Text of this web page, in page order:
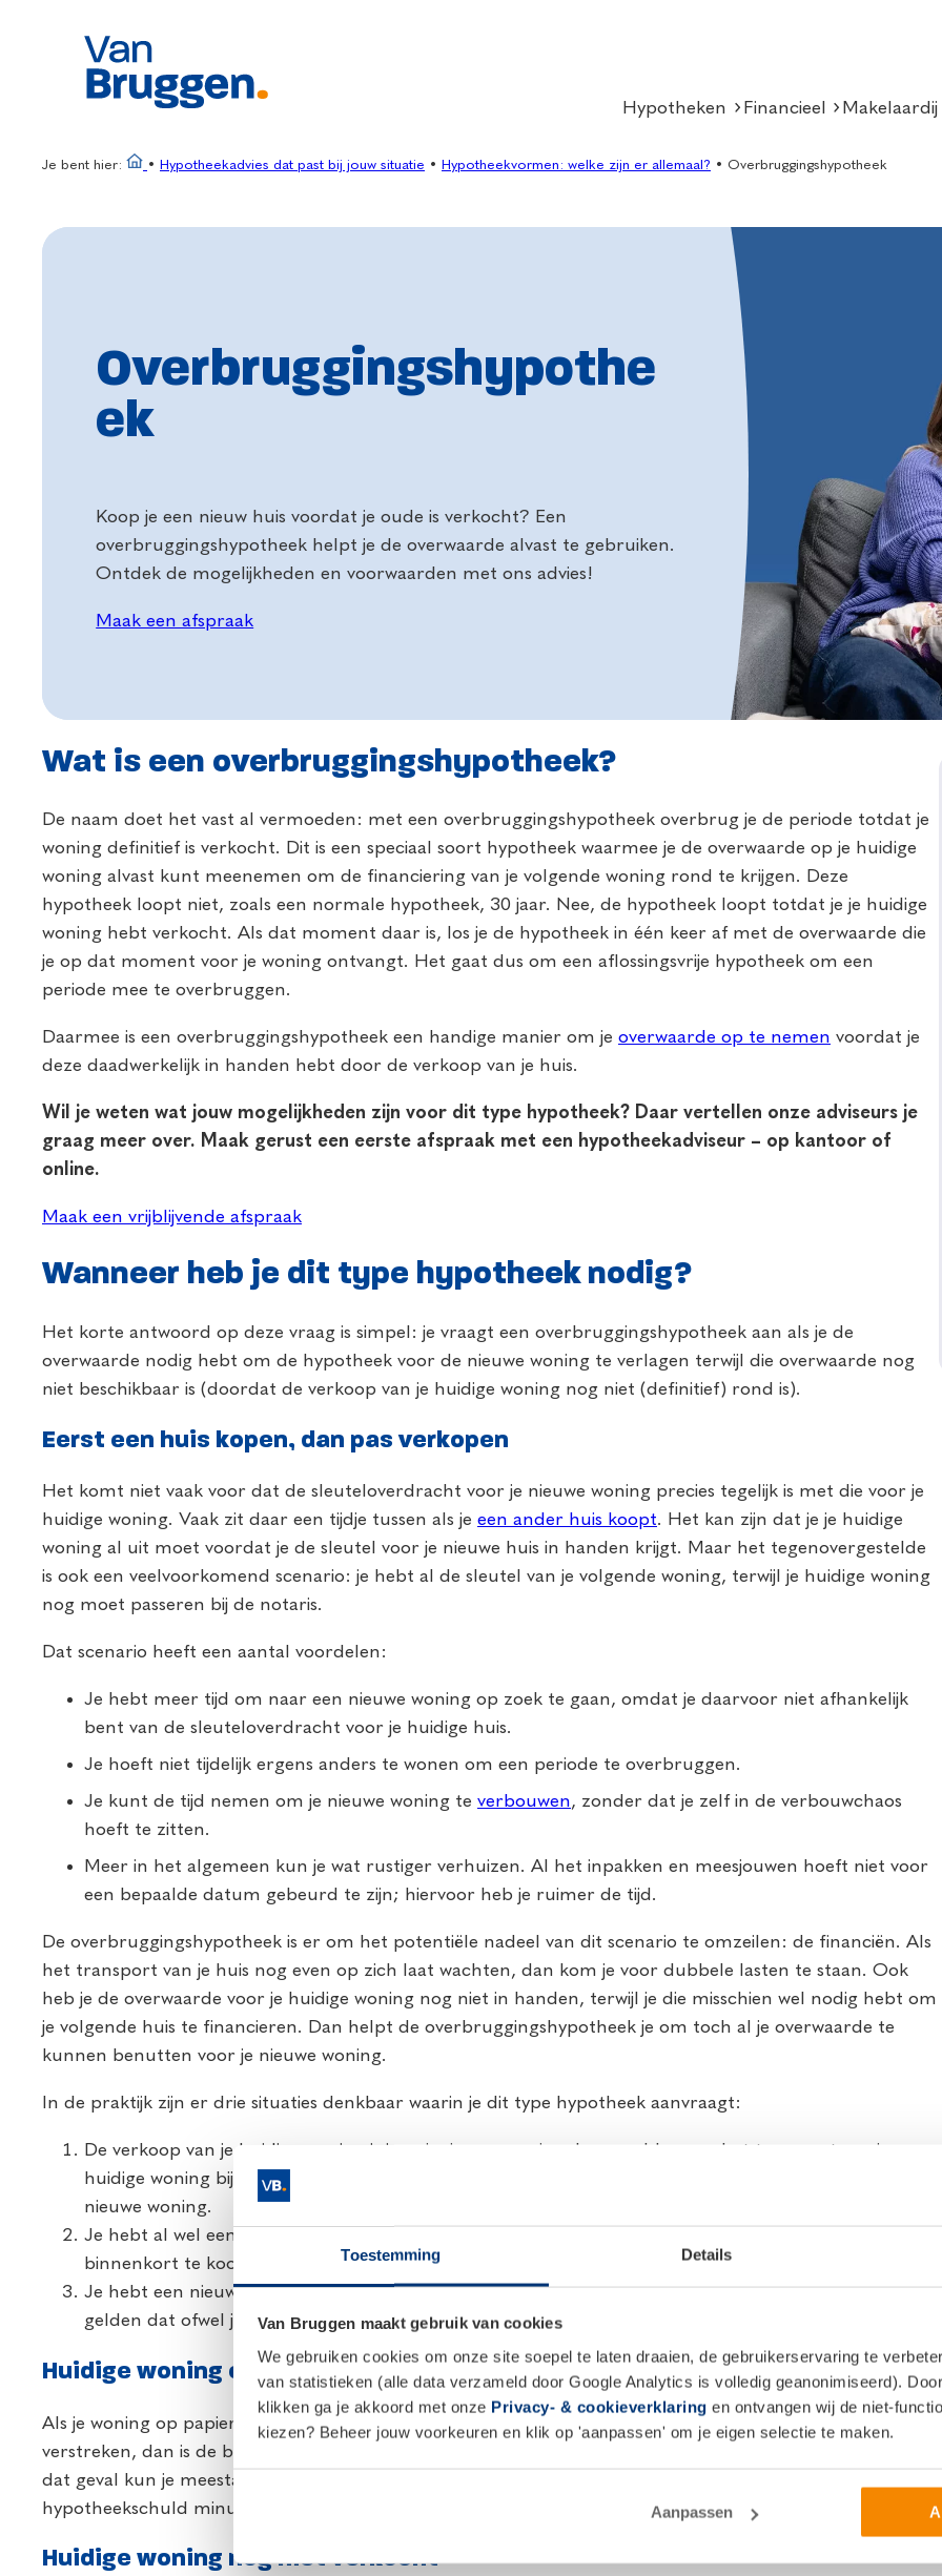
Toestemming Details
Van Bruggen maakt gebruik van cookies
We gebruiken cookies om onze site soepel te laten draaien, de gebruikerservaring te
van statistieken (alle data verzameld door Google Analytics is volledig geanonimiseerd). Door
klikken ga je akkoord met onze Privacy- & cookieverklaring en ontvangen wij de niet-
kiezen? Beheer jouw voorkeuren en klik op 'aanpassen' om je eigen selectie te maken.
Aanpassen
Hypotheken Financieel Makelaardij
Je bent hier: • Hypotheekadvies dat past bij jouw situatie • Hypotheekvormen: welke zijn er allemaal? • Overbruggingshypotheek
Overbruggingshypothe
ek
Koop je een nieuw huis voordat je oude is verkocht? Een
overbruggingshypotheek helpt je de overwaarde alvast te gebruiken.
Ontdek de mogelijkheden en voorwaarden met ons advies!
Maak een afspraak
Wat is een overbruggingshypotheek?
De naam doet het vast al vermoeden: met een overbruggingshypotheek overbrug je de periode totdat je
woning definitief is verkocht. Dit is een speciaal soort hypotheek waarmee je de overwaarde op je huidige
woning alvast kunt meenemen om de financiering van je volgende woning rond te krijgen. Deze
hypotheek loopt niet, zoals een normale hypotheek, 30 jaar. Nee, de hypotheek loopt totdat je je huidige
woning hebt verkocht. Als dat moment daar is, los je de hypotheek in één keer af met de overwaarde die
je op dat moment voor je woning ontvangt. Het gaat dus om een aflossingsvrije hypotheek om een
periode mee te overbruggen.
Daarmee is een overbruggingshypotheek een handige manier om je overwaarde op te nemen voordat je
deze daadwerkelijk in handen hebt door de verkoop van je huis.
Wil
je weten wat jouw mogelijkheden zijn voor dit type hypotheek? Daar vertellen onze adviseurs je
graag meer over. Maak gerust een eerste afspraak met een hypotheekadviseur – op kantoor of
online.
Maak een vrijblijvende afspraak
Wanneer heb je dit type hypotheek nodig?
Het korte antwoord op deze vraag is simpel: je vraagt een overbruggingshypotheek aan als je de
overwaarde nodig hebt om de hypotheek voor de nieuwe woning te verlagen terwijl die overwaarde nog
niet beschikbaar is (doordat de verkoop van je huidige woning nog niet (definitief) rond is).
Eerst een huis kopen, dan pas verkopen
Het komt niet vaak voor dat de sleuteloverdracht voor je nieuwe woning precies tegelijk is met die voor je
huidige woning. Vaak zit daar een tijdje tussen als je een ander huis koopt. Het kan zijn dat je je huidige
woning al uit moet voordat je de sleutel voor je nieuwe huis in handen krijgt. Maar het tegenovergestelde
is ook een veelvoorkomend scenario: je hebt al de sleutel van je volgende woning, terwijl je huidige woning
nog moet passeren bij de notaris.
Dat scenario heeft een aantal voordelen:
Je hebt meer tijd om naar een nieuwe woning op zoek te gaan, omdat je daarvoor niet afhankelijk
bent van de sleuteloverdracht voor je huidige huis.
Je hoeft niet tijdelijk ergens anders te wonen om een periode te overbruggen.
Je kunt de tijd nemen om je nieuwe woning te verbouwen, zonder dat je zelf in de verbouwchaos
hoeft te zitten.
Meer in het algemeen kun je wat rustiger verhuizen. Al het inpakken en meesjouwen hoeft niet voor
een bepaalde datum gebeurd te zijn; hiervoor heb je ruimer de tijd.
De overbruggingshypotheek is er om het potentiële nadeel van dit scenario te omzeilen: de financiën. Als
het transport van je huis nog even op zich laat wachten, dan kom je voor dubbele lasten te staan. Ook
heb je de overwaarde voor je huidige woning nog niet in handen, terwijl je die misschien wel nodig hebt om
je volgende huis te financieren. Dan helpt de overbruggingshypotheek je om toch al je overwaarde te
kunnen benutten voor je nieuwe woning.
In de praktijk zijn er drie situaties denkbaar waarin je dit type hypotheek aanvraagt:
De verkoop van je huidige woning is in principe op papier al geregeld, maar het transport van je
huidige woning bij de notaris laat nog even op zich wachten en is later dan het transport van je
nieuwe woning.
Je hebt al wel een nieuwe woning gekocht, maar je vorige woning staat nog te koop of komt
binnenkort te koop te staan.
Je hebt een nieuwbouwwoning gekocht en de bouw neemt (nog) enige tijd in beslag. Daarbij zal
gelden dat ofwel je huidige woning op papier al verkocht is ofwel dat dit nog niet is gebeurd.
Huidige woning op papier al verkocht
Als je woning op papier al is verkocht en de periode voor de ontbindende voorwaarden inmiddels is
verstreken, dan is de bank vaak minder streng qua voorwaarden voor een overbruggingshypotheek. In
dat geval kun je meestal de afgesproken verkoopprijs voor je woning minus de openstaande
hypotheekschuld minus de verkoopkosten aan overbruggingshypotheek krijgen.
Huidige woning nog niet verkocht